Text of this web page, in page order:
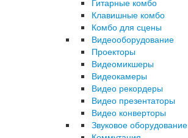
Клавишные комбо
Комбо для сцены
Видеооборудование
Проекторы
Видеомикшеры
Видеокамеры
Видео рекордеры
Видео презентаторы
Видео конверторы
Звуковое оборудование